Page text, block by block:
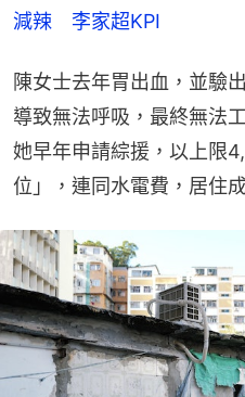
減辣　李家超KPI
陳女士去年胃出血，並驗
導致無法呼吸，最終無法
她早年申請綜援，以上限
位」，連同水電費，居住